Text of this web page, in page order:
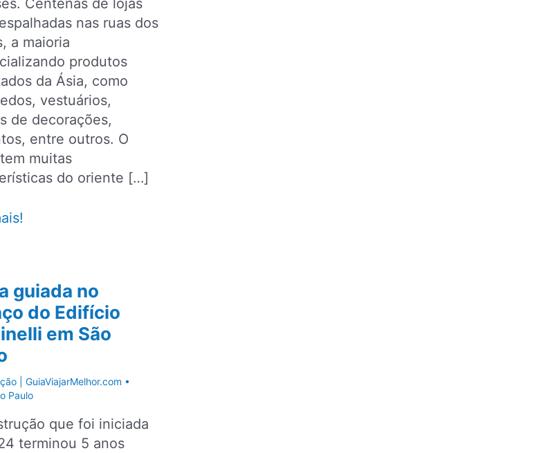
nas ruas dos
a maioria
produtos
da Ásia, como
vestuários,
de decorações,
entre outros. O
muitas
do oriente […]
guiada no
do Edifício
em São
| GuiaViajarMelhor.com •
Paulo
que foi iniciada
terminou 5 anos